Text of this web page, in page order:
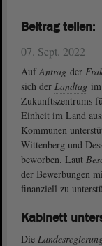
07. Sept. 2022
AufAntrag der
sich der Landtag
Zukunftszentrums
Einheit im Land
Kommunen
Wittenberg und
beworben. Laut
der Bewerbungen
finanziell zu
Kabinett
Die
Beitrag teilen: